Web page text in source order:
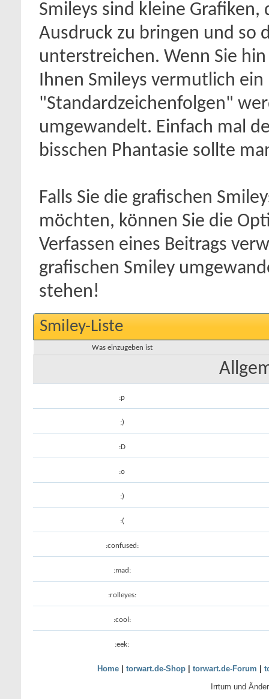
Smileys sind kleine
Ausdruck zu bringen und so
unterstreichen. Wenn Sie
Ihnen Smileys vermutlich ein
"Standardzeichenfolgen"
umgewandelt. Einfach mal
bisschen Phantasie sollte
Falls Sie die grafischen
möchten, können Sie die
Verfassen eines Beitrags
grafischen Smiley
stehen!
Smiley-Liste
Was einzugeben ist
:p
;)
:D
:o
:)
:(
:confused:
:mad:
:rolleyes:
:cool:
:eek:
Home| torwart.de-Shop| torwart.de-Forum
Irrtum und